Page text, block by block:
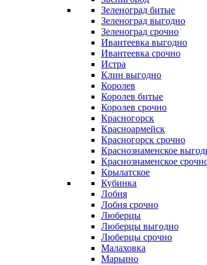
Зеленоград битые
Зеленоград выгодно
Зеленоград срочно
Ивантеевка выгодно
Ивантеевка срочно
Истра
Клин выгодно
Королев
Королев битые
Королев срочно
Красногорск
Красноармейск
Красногорск срочно
Краснознаменское
Краснознаменское
Крылатское
Кубинка
Лобня
Лобня срочно
Люберцы
Люберцы выгодно
Люберцы срочно
Малаховка
Марьино